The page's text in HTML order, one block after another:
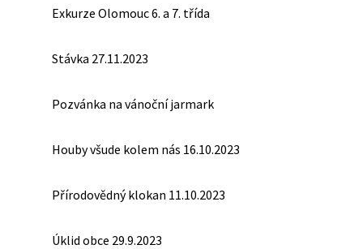
Exkurze Olomouc 6. a 7. třída
Stávka 27.11.2023
Pozvánka na vánoční jarmark
Houby všude kolem nás 16.10.2023
Přírodovědný klokan 11.10.2023
Úklid obce 29.9.2023